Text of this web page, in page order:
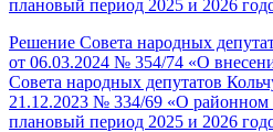
плановый период 2025 и 2026
Решение Совета народных
от 06.03.2024 № 354/74 «О
Совета народных депутатов
21.12.2023 № 334/69 «О районном
плановый период 2025 и 2026